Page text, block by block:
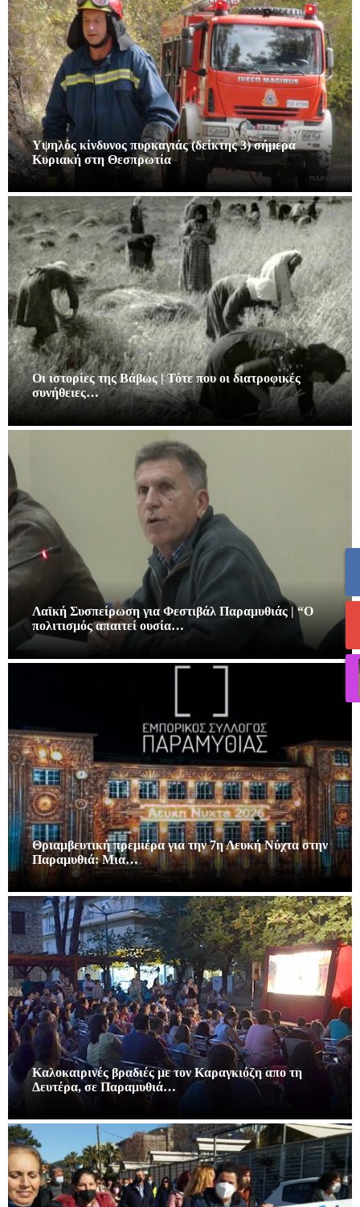
Υψηλός κίνδυνος πυρκαγιάς (δείκτης 3) σήμερα
Κυριακή στη Θεσπρωτία
Οι ιστορίες της Βάβως | Τότε που οι διατροφικές
συνήθειες…
Λαϊκή Συσπείρωση για Φεστιβάλ Παραμυθιάς | “Ο
πολιτισμός απαιτεί ουσία…
Θριαμβευτική πρεμιέρα για την 7η Λευκή Νύχτα στην
Παραμυθιά: Μια…
Καλοκαιρινές βραδιές με τον Καραγκιόζη απο τη
Δευτέρα, σε Παραμυθιά…